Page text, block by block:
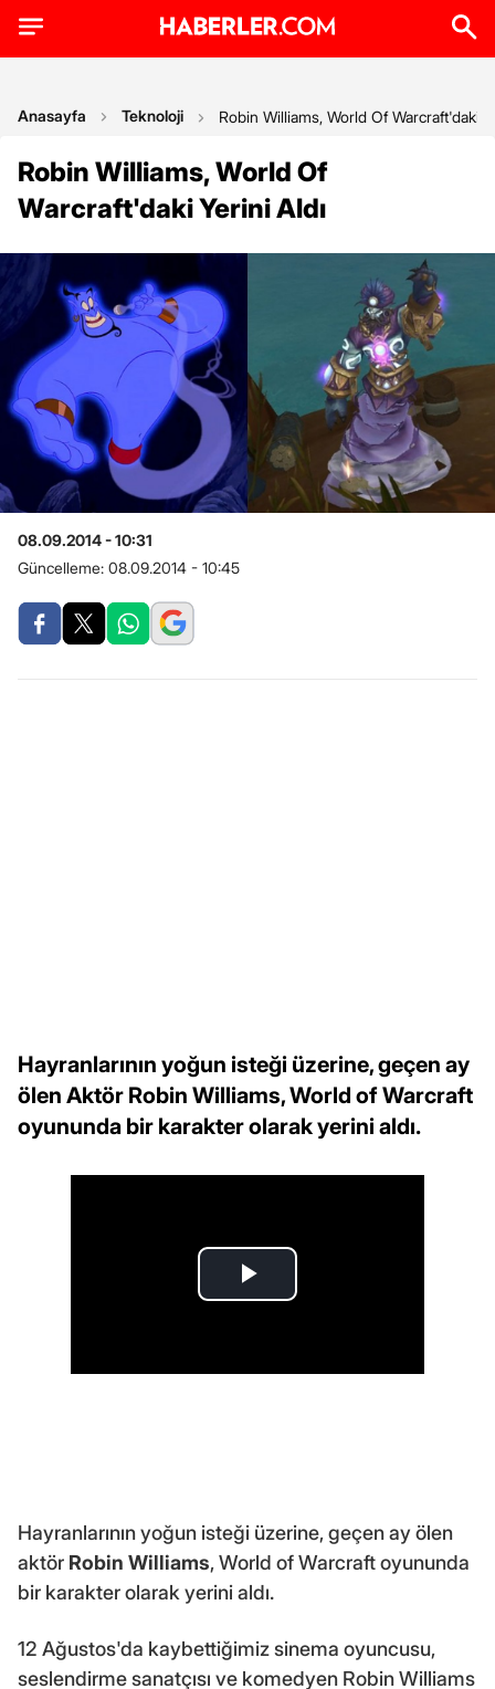
Anasayfa Teknoloji Robin Williams, World Of Warcraft'daki
Robin Williams, World Of
Warcraft'daki Yerini Aldı
08.09.2014 - 10:31
Güncelleme: 08.09.2014 - 10:45
Hayranlarının yoğun isteği üzerine, geçen ay
ölen Aktör Robin Williams, World of Warcraft
oyununda bir karakter olarak yerini aldı.
Hayranlarının yoğun isteği üzerine, geçen ay ölen
aktör Robin Williams, World of Warcraft oyununda
bir karakter olarak yerini aldı.
12 Ağustos'da kaybettiğimiz sinema oyuncusu,
seslendirme sanatçısı ve komedyen Robin Williams